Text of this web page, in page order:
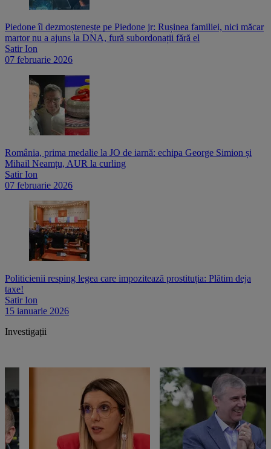
Piedone îl dezmoștenește pe Piedone jr: Rușinea familiei, nici măcar
martor nu a ajuns la DNA, fură subordonații fără el
Satir Ion
07 februarie 2026
România, prima medalie la JO de iarnă: echipa George Simion și
Mihail Neamțu, AUR la curling
Satir Ion
07 februarie 2026
Politicienii resping legea care impozitează prostituția: Plătim deja
taxe!
Satir Ion
15 ianuarie 2026
Investigații